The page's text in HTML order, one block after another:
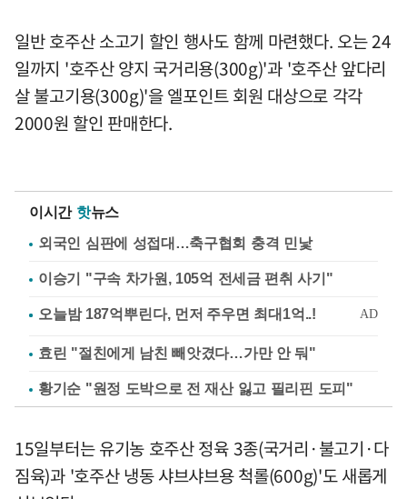
일반 호주산 소고기 할인 행사도 함께 마련했다. 오는 24
일까지 '호주산 양지 국거리용(300g)'과 '호주산 앞다리
살 불고기용(300g)'을 엘포인트 회원 대상으로 각각
2000원 할인 판매한다.
이시간 핫뉴스
외국인 심판에 성접대…축구협회 충격 민낯
이승기 "구속 차가원, 105억 전세금 편취 사기"
효린 "절친에게 남친 빼앗겼다…가만 안 둬"
황기순 "원정 도박으로 전 재산 잃고 필리핀 도피"
15일부터는 유기농 호주산 정육 3종(국거리·불고기·다
짐육)과 '호주산 냉동 샤브샤브용 척롤(600g)'도 새롭게